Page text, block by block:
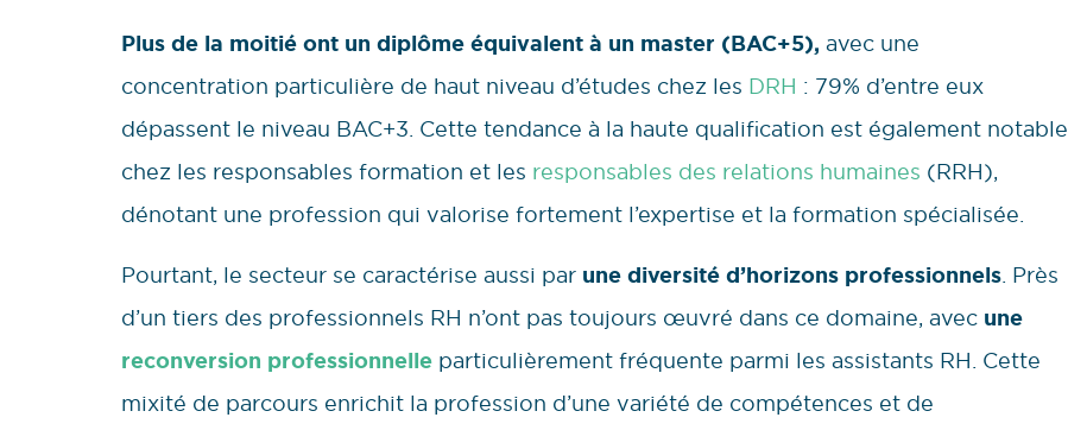
Plus de la moitié ont un diplôme équivalent à un master (BAC+5), avec une
concentration particulière de haut niveau d’études chez les DRH : 79% d’entre eux
dépassent le niveau BAC+3. Cette tendance à la haute qualification est également notable
chez les responsables formation et les responsables des relations humaines (RRH),
dénotant une profession qui valorise fortement l’expertise et la formation spécialisée.
Pourtant, le secteur se caractérise aussi par une diversité d’horizons professionnels. Près
d’un tiers des professionnels RH n’ont pas toujours œuvré dans ce domaine, avec une
reconversion professionnelle particulièrement fréquente parmi les assistants RH. Cette
mixité de parcours enrichit la profession d’une variété de compétences et de